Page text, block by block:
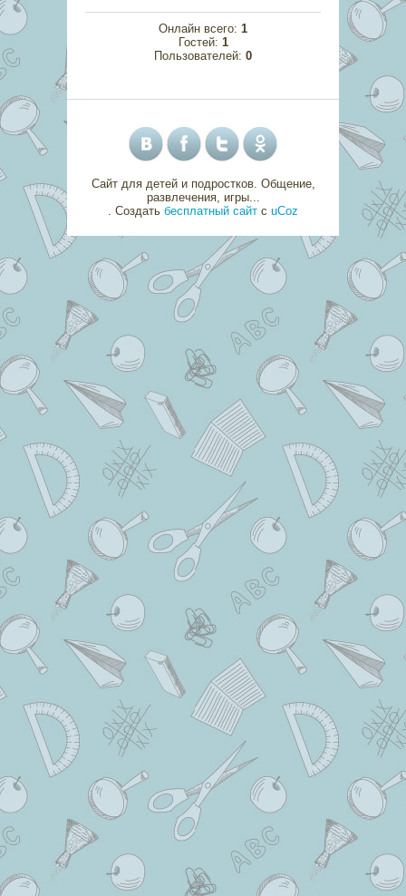
Онлайн всего: 1
Гостей: 1
Пользователей: 0
Сайт для детей и подростков. Общение,
развлечения, игры...
Создать бесплатный сайт с uCoz